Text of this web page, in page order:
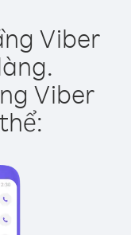
Viber
Viber